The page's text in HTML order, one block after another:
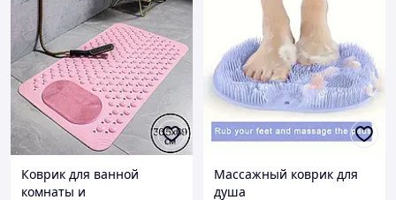
Коврик для ванной
комнаты и
Массажный коврик для
душа